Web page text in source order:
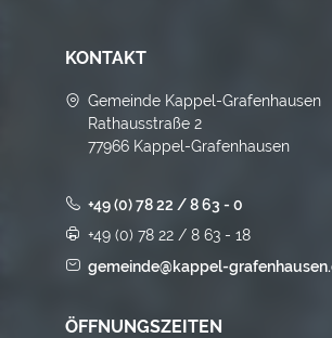
KONTAKT
Gemeinde Kappel-Grafenhausen
Rathausstraße 2
77966 Kappel-Grafenhausen
+49 (0) 78 22 / 8 63 - 0
+49 (0) 78 22 / 8 63 - 18
gemeinde@kappel-
ÖFFNUNGSZEITEN